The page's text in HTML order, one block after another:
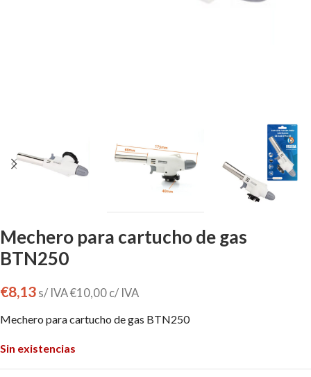
Mechero para cartucho de gas
BTN250
€8,13 s/ IVA€10,00 c/ IVA
Mechero para cartucho de gas BTN250
Sin existencias